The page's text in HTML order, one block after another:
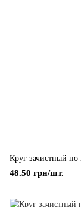
Круг зачистный
48.50 грн/шт.